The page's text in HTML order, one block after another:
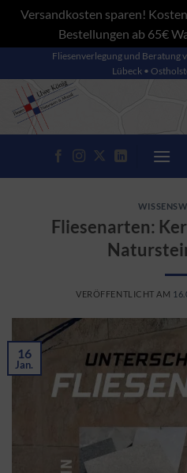
Versandkosten sparen!
Bestellungen ab 65€
Inhalt
springen
Fliesenverlegung und Beratung
Lübeck •
Fliesenarten:
VERÖFFENTLICHT AM
16
Jan.